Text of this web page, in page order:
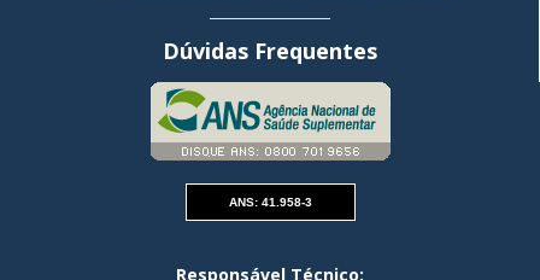
Dúvidas Frequentes
ANS: 41.958-3
Responsável Técnico: